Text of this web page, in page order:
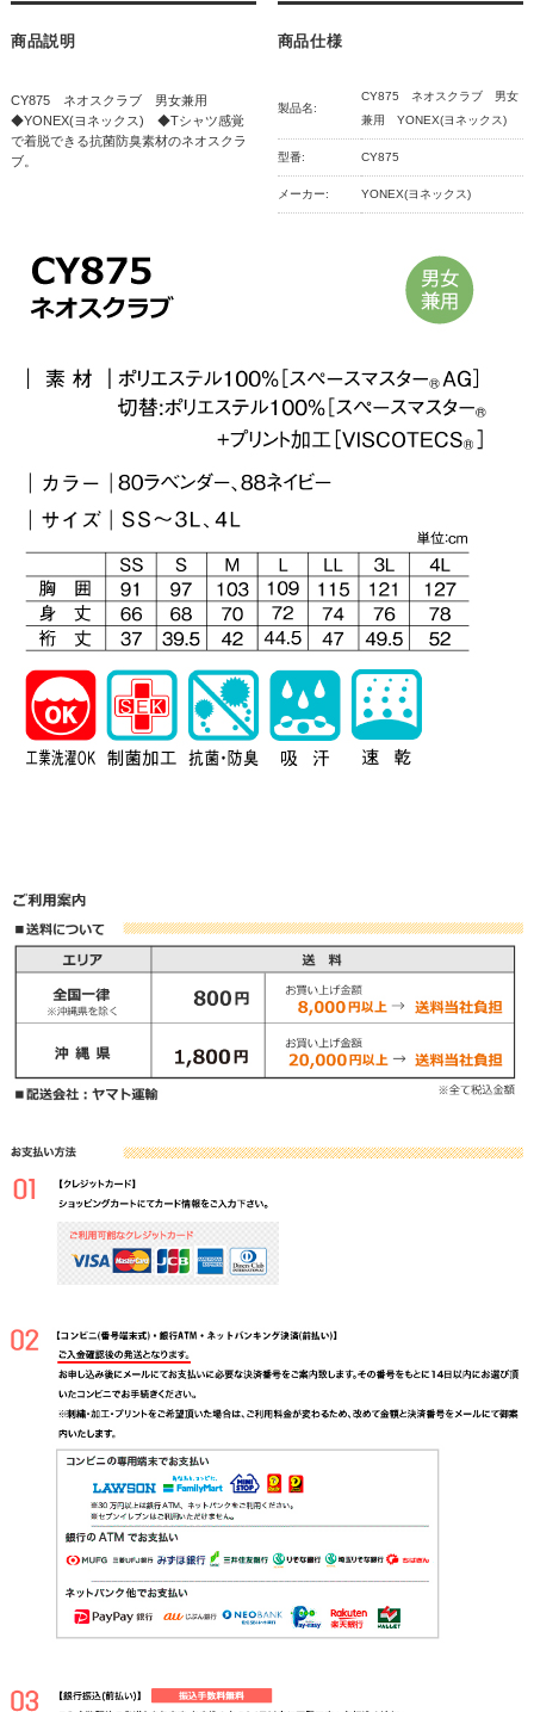
商品説明
CY875 ネオスクラブ 男女兼用
◆YONEX(ヨネックス) ◆Tシャツ感覚
で着脱できる抗菌防臭素材のネオスクラ
ブ。
商品仕様
製品名:
CY875 ネオスクラブ 男女
兼用 YONEX(ヨネックス)
型番: CY875
メーカー: YONEX(ヨネックス)